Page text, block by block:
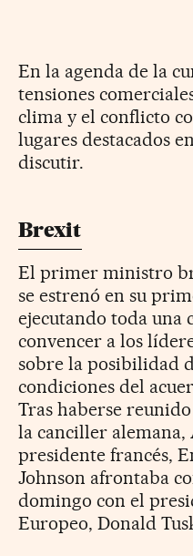
En la agenda de la
tensiones
clima y el conflicto
lugares destacados
discutir.
Brexit
El primer ministro
se estrenó en su
ejecutando toda una
convencer a los
sobre la posibilidad
condiciones del
Tras haberse
la canciller alemana,
presidente francés,
Johnson afrontaba
domingo con el
Europeo, Donald